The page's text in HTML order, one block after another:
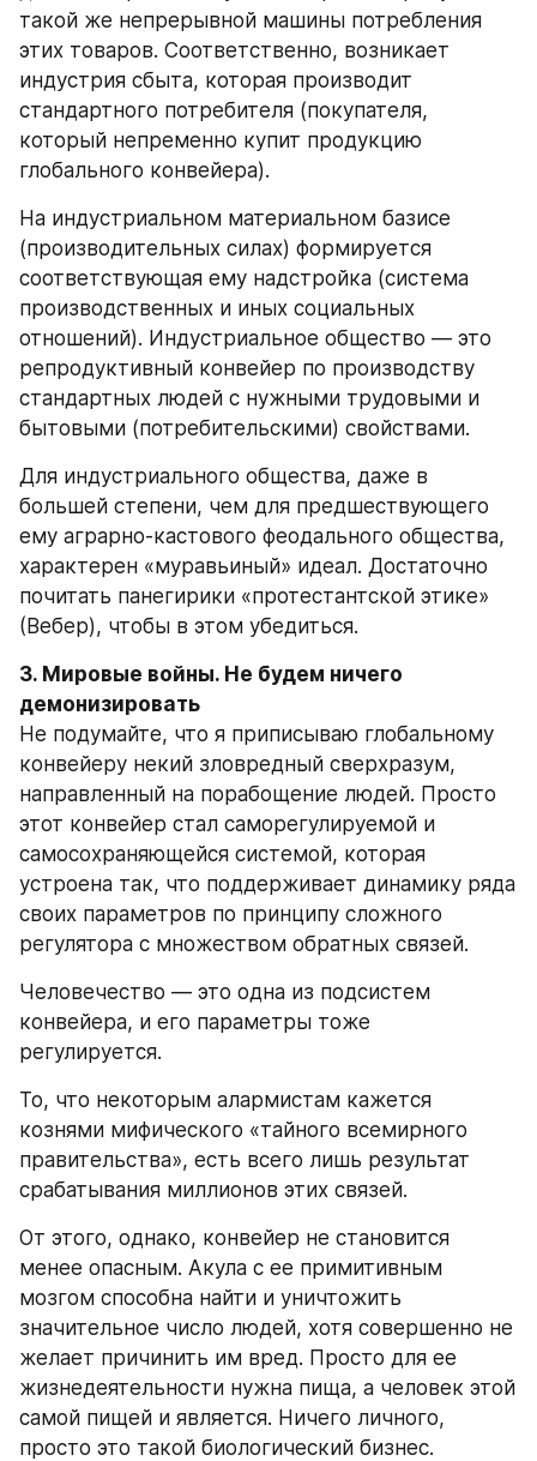
такой же непрерывной машины потребления
этих товаров. Соответственно, возникает
индустрия сбыта, которая производит
стандартного потребителя (покупателя,
который непременно купит продукцию
глобального конвейера).
На индустриальном материальном базисе
(производительных силах) формируется
соответствующая ему надстройка (система
производственных и иных социальных
отношений). Индустриальное общество — это
репродуктивный конвейер по производству
стандартных людей с нужными трудовыми и
бытовыми (потребительскими) свойствами.
Для индустриального общества, даже в
большей степени, чем для предшествующего
ему аграрно-кастового феодального общества,
характерен «муравьиный» идеал. Достаточно
почитать панегирики «протестантской этике»
(Вебер), чтобы в этом убедиться.
3. Мировые войны. Не будем ничего
демонизировать
Не подумайте, что я приписываю глобальному
конвейеру некий зловредный сверхразум,
направленный на порабощение людей. Просто
этот конвейер стал саморегулируемой и
самосохраняющейся системой, которая
устроена так, что поддерживает динамику ряда
своих параметров по принципу сложного
регулятора с множеством обратных связей.
Человечество — это одна из подсистем
конвейера, и его параметры тоже
регулируется.
То, что некоторым алармистам кажется
кознями мифического «тайного всемирного
правительства», есть всего лишь результат
срабатывания миллионов этих связей.
От этого, однако, конвейер не становится
менее опасным. Акула с ее примитивным
мозгом способна найти и уничтожить
значительное число людей, хотя совершенно не
желает причинить им вред. Просто для ее
жизнедеятельности нужна пища, а человек этой
самой пищей и является. Ничего личного,
просто это такой биологический бизнес.